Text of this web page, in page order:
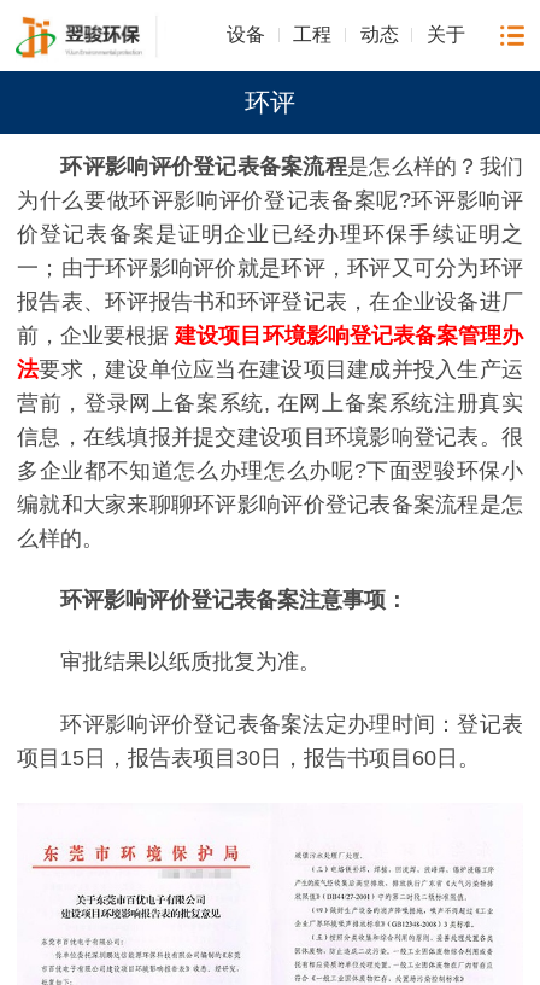
设备 工程 动态 关于
环评
环评影响评价登记表备案流程是怎么样的？我们
为什么要做环评影响评价登记表备案呢?环评影响评
价登记表备案是证明企业已经办理环保手续证明之
一； 由于环评影响评价就是环评，环评又可分为环评
报告表、环评报告书和环评登记表，在企业设备进厂
前，企业要根据建设项目环境影响登记表备案管理办
法要求，建设单位应当在建设项目建成并投入生产运
营前，登录网上备案系统, 在网上备案系统注册真实
信息，在线填报并提交建设项目环境影响登记表。很
多企业都不知道怎么办理怎么办呢?下面翌骏环保小
编就和大家来聊聊环评影响评价登记表备案流程是怎
么样的。
环评影响评价登记表备案注意事项：
审批结果以纸质批复为准。
环评影响评价登记表备案法定办理时间：登记表
项目15日，报告表项目30日，报告书项目60日。